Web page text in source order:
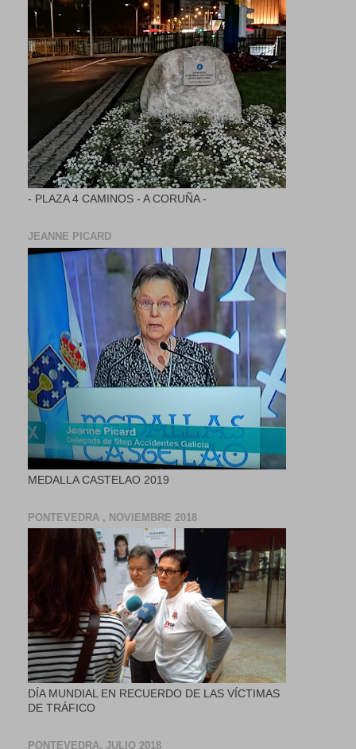
- PLAZA 4 CAMINOS - A CORUÑA -
JEANNE PICARD
MEDALLA CASTELAO 2019
PONTEVEDRA , NOVIEMBRE 2018
DÍA MUNDIAL EN RECUERDO DE LAS VÍCTIMAS
DE TRÁFICO
PONTEVEDRA, JULIO 2018